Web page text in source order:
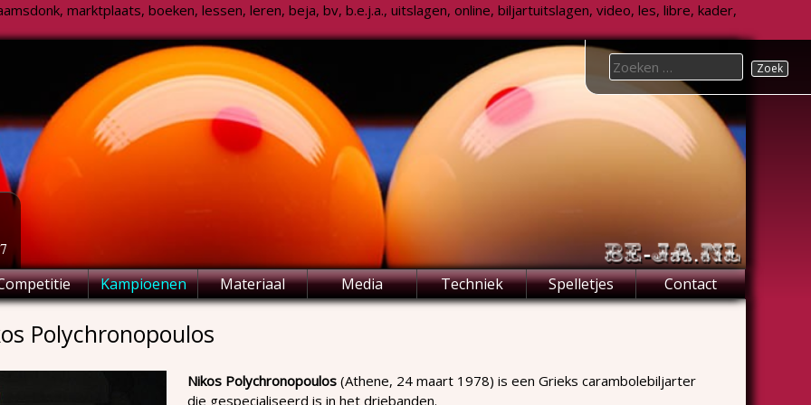
marktplaats, boeken, lessen, leren, beja, bv, b.e.j.a., uitslagen, online, biljartuitslagen, video, les, libre, kader,
Kampioenen Materiaal Media Techniek Spelletjes Contact
Search
for:
Polychronopoulos
Nikos Polychronopoulos(Athene, 24 maart 1978) is een Grieks carambolebiljarter
die gespecialiseerd is in het driebanden.